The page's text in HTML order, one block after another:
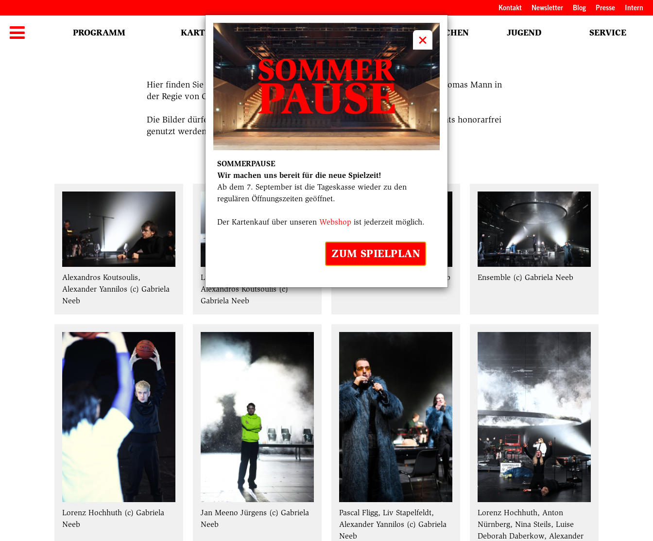
×
SOMMERPAUSE
Wir machen uns bereit für die neue Spielzeit!
Ab dem 7. September ist die Tageskasse wieder zu den
regulären Öffnungszeiten geöffnet.
Der Kartenkauf über unseren Webshop ist jederzeit möglich.
ZUM SPIELPLAN
Kopfbereich
Kontakt Newsletter Blog Presse Intern
Hauptmenü
 PROGRAMM KARTEN volkstheater MENSCHEN JUGEND SERVICE
Pressematerial DER ZAUBERBERG
Hier finden Sie Pressematerial zur Premiere von "DER ZAUBERBERG" nach Thomas Mann in
der Regie von Claudia Bossard. Premiere am 20. Januar 2024.
Die Bilder dürfen im Rahmen der Berichterstattung unter Angabe des Copyrights honorarfrei
genutzt werden. © Gabriela Neeb
Alexandros Koutsoulis,
Alexander Yannilos (c) Gabriela
Neeb
Luise Deborah Daberkow,
Alexandros Koutsoulis (c)
Gabriela Neeb
Liv Stapelfeldt (c) Garbiela Neeb Ensemble (c) Gabriela Neeb
Lorenz Hochhuth (c) Gabriela
Neeb
Jan Meeno Jürgens (c) Gabriela
Neeb
Pascal Fligg, Liv Stapelfeldt,
Alexander Yannilos (c) Gabriela
Neeb
Lorenz Hochhuth, Anton
Nürnberg, Nina Steils, Luise
Deborah Daberkow, Alexander